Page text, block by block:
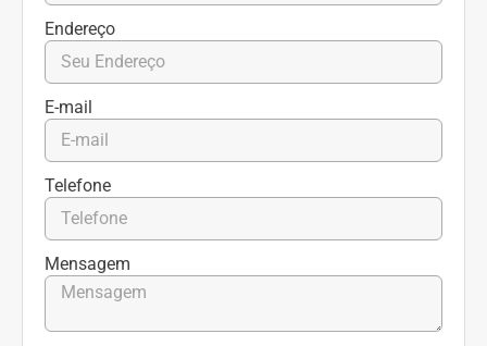
Endereço
E-mail
Telefone
Mensagem